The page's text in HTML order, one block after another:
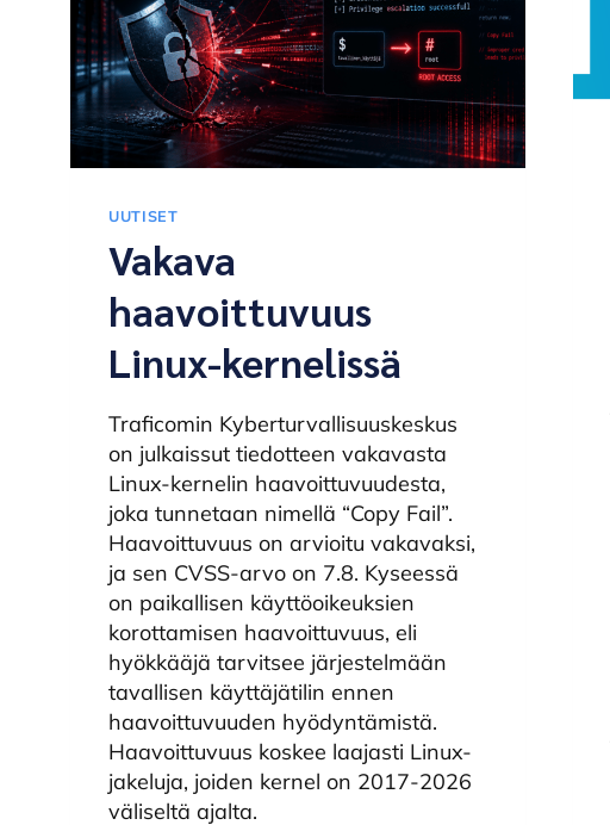
UUTISET
Vakava
haavoittuvuus
Linux-kernelissä
Traficomin Kyberturvallisuuskeskus
on julkaissut tiedotteen vakavasta
Linux-kernelin haavoittuvuudesta,
joka tunnetaan nimellä “Copy Fail”.
Haavoittuvuus on arvioitu vakavaksi,
ja sen CVSS-arvo on 7.8. Kyseessä
on paikallisen käyttöoikeuksien
korottamisen haavoittuvuus, eli
hyökkääjä tarvitsee järjestelmään
tavallisen käyttäjätilin ennen
haavoittuvuuden hyödyntämistä.
Haavoittuvuus koskee laajasti Linux-
jakeluja, joiden kernel on 2017-2026
väliseltä ajalta.